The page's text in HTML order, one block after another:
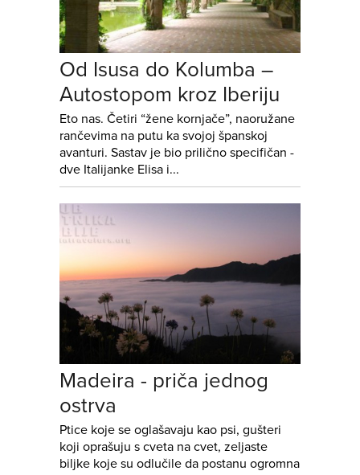
Od Isusa do Kolumba –
Autostopom kroz Iberiju
Eto nas. Četiri “žene kornjače”, naoružane
rančevima na putu ka svojoj španskoj
avanturi. Sastav je bio prilično specifičan -
dve Italijanke Elisa i...
Madeira - priča jednog
ostrva
Ptice koje se oglašavaju kao psi, gušteri
koji oprašuju s cveta na cvet, zeljaste
biljke koje su odlučile da postanu ogromna